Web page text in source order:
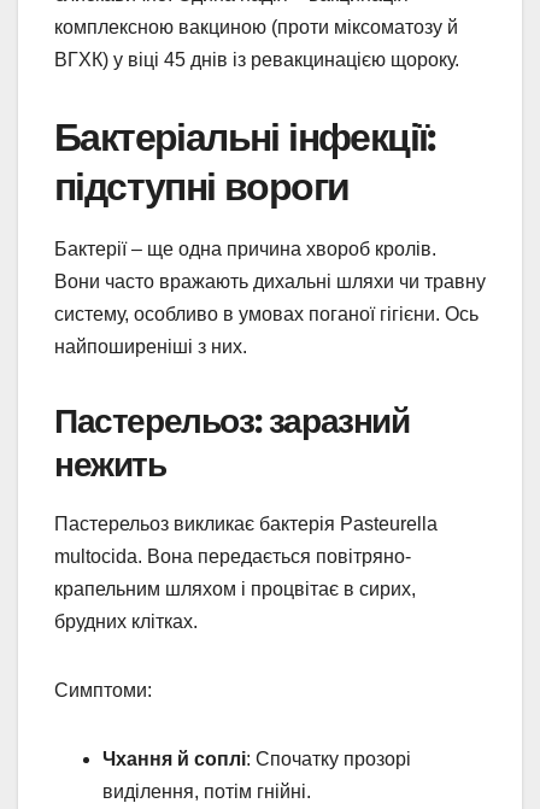
комплексною вакциною (проти міксоматозу й
ВГХК) у віці 45 днів із ревакцинацією щороку.
Бактеріальні інфекції:
підступні вороги
Бактерії – ще одна причина хвороб кролів.
Вони часто вражають дихальні шляхи чи травну
систему, особливо в умовах поганої гігієни. Ось
найпоширеніші з них.
Пастерельоз: заразний
нежить
Пастерельоз викликає бактерія Pasteurella
multocida. Вона передається повітряно-
крапельним шляхом і процвітає в сирих,
брудних клітках.
Симптоми:
Чхання й соплі: Спочатку прозорі
виділення, потім гнійні.